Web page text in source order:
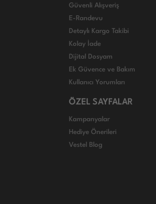
Güvenli Alışveriş
E-Randevu
Detaylı Kargo Takibi
Kolay İade
Dijital Dosyam
Ek Güvence ve Bakım
Kullanıcı Yorumları
ÖZEL SAYFALAR
Kampanyalar
Hediye Önerileri
Vestel Blog